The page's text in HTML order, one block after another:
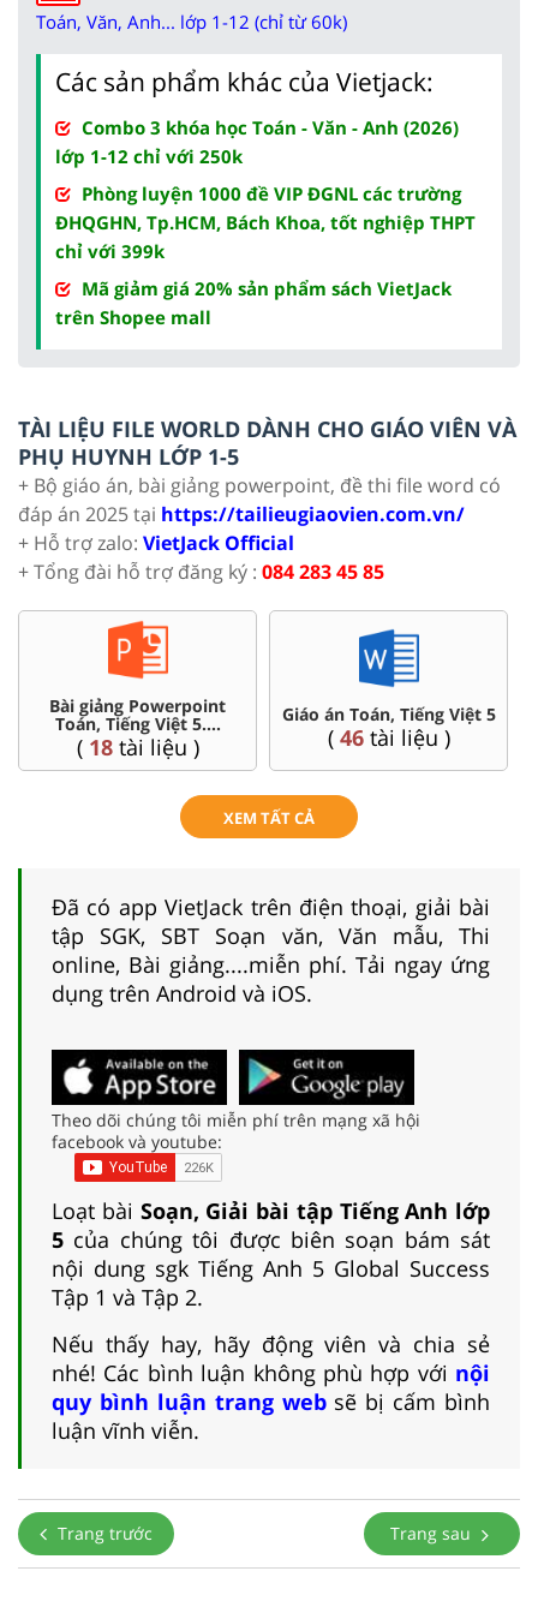
Toán, Văn, Anh... lớp 1-12 (chỉ từ 60k)
Các sản phẩm khác của Vietjack:
Combo 3 khóa học Toán - Văn - Anh (2026)
lớp 1-12 chỉ với 250k
Phòng luyện 1000 đề VIP ĐGNL các trường
ĐHQGHN, Tp.HCM, Bách Khoa, tốt nghiệp THPT
chỉ với 399k
Mã giảm giá 20% sản phẩm sách VietJack
trên Shopee mall
TÀI LIỆU FILE WORLD DÀNH CHO GIÁO VIÊN VÀ
PHỤ HUYNH LỚP 1-5
+ Bộ giáo án, bài giảng powerpoint, đề thi file word có
đáp án 2025 tại https://tailieugiaovien.com.vn/
+ Hỗ trợ zalo: VietJack Official
+ Tổng đài hỗ trợ đăng ký : 084 283 45 85
Chuyên đề dạy thêm Toán,
Tiếng Việt ...5
(36tài liệu )
Ôn thi vào 6 chuyên, CLC
(4tài liệu )
XEM TẤT CẢ
Đã có app VietJack trên điện thoại, giải bài
tập SGK, SBT Soạn văn, Văn mẫu, Thi
online, Bài giảng....miễn phí. Tải ngay ứng
dụng trên Android và iOS.
Theo dõi chúng tôi miễn phí trên mạng xã hội
facebook và youtube:
Loạt bài Soạn, Giải bài tập Tiếng Anh lớp
5 của chúng tôi được biên soạn bám sát
nội dung sgk Tiếng Anh 5 Global Success
Tập 1 và Tập 2.
Nếu thấy hay, hãy động viên và chia sẻ
nhé! Các bình luận không phù hợp với nội
quy bình luận trang websẽ bị cấm bình
luận vĩnh viễn.
Trang trước Trang sau